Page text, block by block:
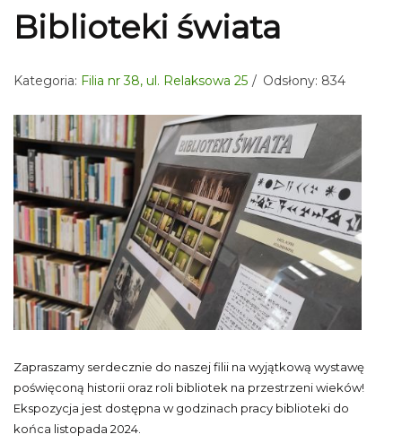
Biblioteki świata
Kategoria: Filia nr 38, ul. Relaksowa 25 Odsłony: 834
Zapraszamy serdecznie do naszej filii na wyjątkową wystawę
poświęconą historii oraz roli bibliotek na przestrzeni wieków!
Ekspozycja jest dostępna w godzinach pracy biblioteki do
końca listopada 2024.